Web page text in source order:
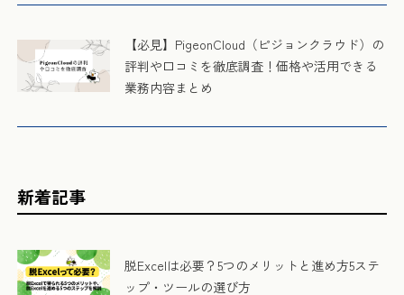
【必見】PigeonCloud（ピジョンクラウド）の
評判や口コミを徹底調査！価格や活用できる
業務内容まとめ
新着記事
脱Excelは必要？5つのメリットと進め方5ステ
ップ・ツールの選び方